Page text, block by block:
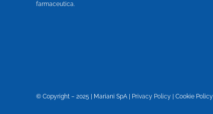
farmaceutica.
© Copyright – 2025 | Mariani SpA | Privacy Policy Cookie Policy